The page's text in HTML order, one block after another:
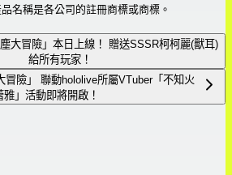
名稱是各公司的註冊商標或商標。
塵大冒險」本日上線！ 贈送SSSR柯柯麗(獸耳)
給所有玩家！
冒險」 聯動hololive所屬VTuber「不知火
雅」活動即將開啟！